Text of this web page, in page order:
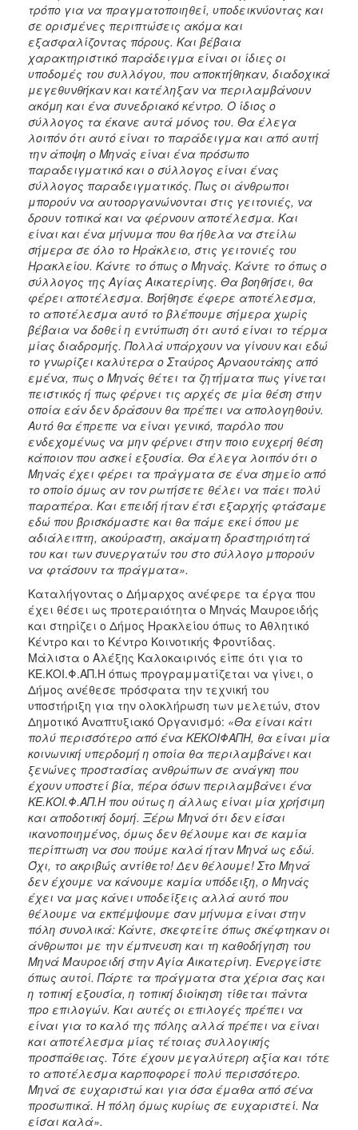
τρόπο για να πραγματοποιηθεί, υποδεικνύοντας και
σε ορισμένες περιπτώσεις ακόμα και
εξασφαλίζοντας πόρους. Και βέβαια
χαρακτηριστικό παράδειγμα είναι οι ίδιες οι
υποδομές του συλλόγου, που αποκτήθηκαν, διαδοχικά
μεγεθυνθήκαν και κατέληξαν να περιλαμβάνουν
ακόμη και ένα συνεδριακό κέντρο. Ο ίδιος ο
σύλλογος τα έκανε αυτά μόνος του. Θα έλεγα
λοιπόν ότι αυτό είναι το παράδειγμα και από αυτή
την άποψη ο Μηνάς είναι ένα πρόσωπο
παραδειγματικό και ο σύλλογος είναι ένας
σύλλογος παραδειγματικός. Πως οι άνθρωποι
μπορούν να αυτοοργανώνονται στις γειτονιές, να
δρουν τοπικά και να φέρνουν αποτέλεσμα. Και
είναι και ένα μήνυμα που θα ήθελα να στείλω
σήμερα σε όλο το Ηράκλειο, στις γειτονιές του
Ηρακλείου. Κάντε το όπως ο Μηνάς. Κάντε το όπως ο
σύλλογος της Αγίας Αικατερίνης. Θα βοηθήσει, θα
φέρει αποτέλεσμα. Βοήθησε έφερε αποτέλεσμα,
το αποτέλεσμα αυτό το βλέπουμε σήμερα χωρίς
βέβαια να δοθεί η εντύπωση ότι αυτό είναι το τέρμα
μίας διαδρομής. Πολλά υπάρχουν να γίνουν και εδώ
το γνωρίζει καλύτερα ο Σταύρος Αρναουτάκης από
εμένα, πως ο Μηνάς θέτει τα ζητήματα πως γίνεται
πειστικός ή πως φέρνει τις αρχές σε μία θέση στην
οποία εάν δεν δράσουν θα πρέπει να απολογηθούν.
Αυτό θα έπρεπε να είναι γενικό, παρόλο που
ενδεχομένως να μην φέρνει στην ποιο ευχερή θέση
κάποιον που ασκεί εξουσία. Θα έλεγα λοιπόν ότι ο
Μηνάς έχει φέρει τα πράγματα σε ένα σημείο από
το οποίο όμως αν τον ρωτήσετε θέλει να πάει πολύ
παραπέρα. Και επειδή ήταν έτσι εξαρχής φτάσαμε
εδώ που βρισκόμαστε και θα πάμε εκεί όπου με
αδιάλειπτη, ακούραστη, ακάματη δραστηριότητά
του και των συνεργατών του στο σύλλογο μπορούν
να φτάσουν τα πράγματα».
Καταλήγοντας ο Δήμαρχος ανέφερε τα έργα που
έχει θέσει ως προτεραιότητα ο Μηνάς Μαυροειδής
και στηρίζει ο Δήμος Ηρακλείου όπως το Αθλητικό
Κέντρο και το Κέντρο Κοινοτικής Φροντίδας.
Μάλιστα ο Αλέξης Καλοκαιρινός είπε ότι για το
ΚΕ.ΚΟΙ.Φ.ΑΠ.Η όπως προγραμματίζεται να γίνει, ο
Δήμος ανέθεσε πρόσφατα την τεχνική του
υποστήριξη για την ολοκλήρωση των μελετών, στον
Δημοτικό Αναπτυξιακό Οργανισμό: «Θα είναι κάτι
πολύ περισσότερο από ένα ΚΕΚΟΙΦΑΠΗ, θα είναι μία
κοινωνική υπερδομή η οποία θα περιλαμβάνει και
ξενώνες προστασίας ανθρώπων σε ανάγκη που
έχουν υποστεί βία, πέρα όσων περιλαμβάνει ένα
ΚΕ.ΚΟΙ.Φ.ΑΠ.Η που ούτως η άλλως είναι μία χρήσιμη
και αποδοτική δομή. Ξέρω Μηνά ότι δεν είσαι
ικανοποιημένος, όμως δεν θέλουμε και σε καμία
περίπτωση να σου πούμε καλά ήταν Μηνά ως εδώ.
Όχι, το ακριβώς αντίθετο! Δεν θέλουμε! Στο Μηνά
δεν έχουμε να κάνουμε καμία υπόδειξη, ο Μηνάς
έχει να μας κάνει υποδείξεις αλλά αυτό που
θέλουμε να εκπέμψουμε σαν μήνυμα είναι στην
πόλη συνολικά: Κάντε, σκεφτείτε όπως σκέφτηκαν οι
άνθρωποι με την έμπνευση και τη καθοδήγηση του
Μηνά Μαυροειδή στην Αγία Αικατερίνη. Ενεργείστε
όπως αυτοί. Πάρτε τα πράγματα στα χέρια σας και
η τοπική εξουσία, η τοπική διοίκηση τίθεται πάντα
προ επιλογών. Και αυτές οι επιλογές πρέπει να
είναι για το καλό της πόλης αλλά πρέπει να είναι
και αποτέλεσμα μίας τέτοιας συλλογικής
προσπάθειας. Τότε έχουν μεγαλύτερη αξία και τότε
το αποτέλεσμα καρποφορεί πολύ περισσότερο.
Μηνά σε ευχαριστώ και για όσα έμαθα από σένα
προσωπικά. Η πόλη όμως κυρίως σε ευχαριστεί. Να
είσαι καλά».